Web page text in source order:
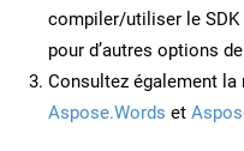
compiler/utiliser le SDK
pour d’autres options
Consultez également la
Aspose.Words et